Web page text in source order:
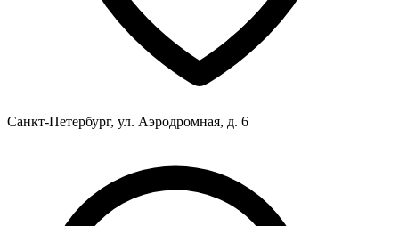
Санкт-Петербург, ул. Аэродромная, д. 6